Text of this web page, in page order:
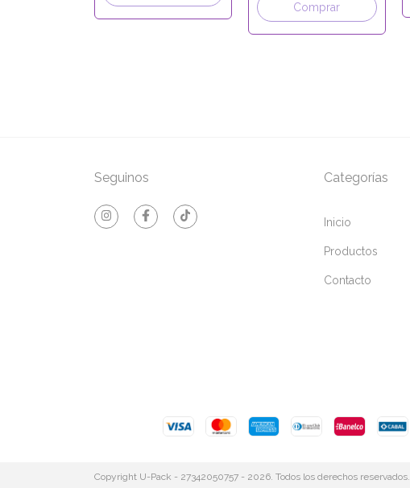
Comprar
Seguinos Categorías
Inicio
Productos
Contacto
Copyright U-Pack - 27342050757 - 2026. Todos los derechos reservados.